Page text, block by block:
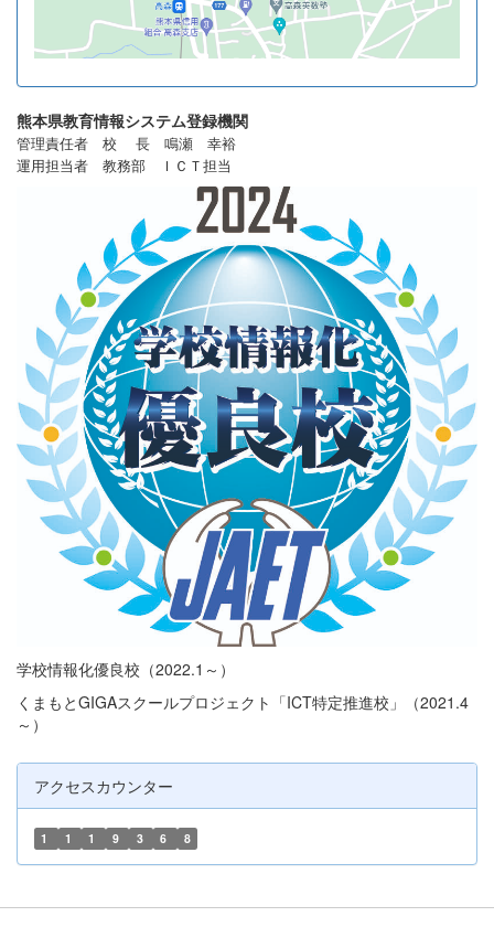
熊本県教育情報システム登録機関
管理責任者 校 長 鳴瀬 幸裕
運用担当者 教務部 ＩＣＴ担当
学校情報化優良校（2022.1～）
くまもとGIGAスクールプロジェクト「ICT特定推進校」（2021.4
～）
アクセスカウンター
1 1 1 9 3 6 8